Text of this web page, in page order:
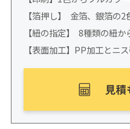
【箔押し】 金箔、銀箔の
【紐の指定】 8種類の紐か
【表面加工】PP加工とニ